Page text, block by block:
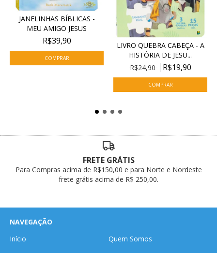
JANELINHAS BÍBLICAS -
MEU AMIGO JESUS
R$39,90
LIVRO QUEBRA CABEÇA - A
HISTÓRIA DE JESU...
R$24,90
R$19,90
FRETE GRÁTIS
Para Compras acima de R$150,00 e para Norte e Nordeste
frete grátis acima de R$ 250,00.
NAVEGAÇÃO
Início
Quem Somos